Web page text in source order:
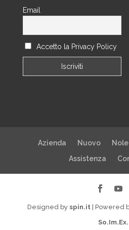
Email
Accetto la Privacy Policy
Azienda Nuovo
Assistenza
Designed by spin.it| Powered
So.Im.Ex.